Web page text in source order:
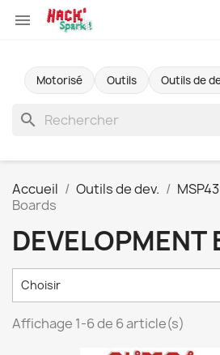

Motorisé Outils Outils de
search
Accueil Outils de dev.
Boards
DEVELOPMENT
Choisir
Affichage 1-6 de 6 article(s)